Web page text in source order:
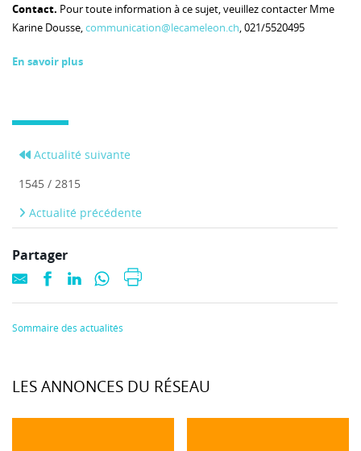
Contact. Pour toute information à ce sujet, veuillez contacter Mme
Karine Dousse,communication@lecameleon.ch, 021/5520495
En savoir plus
Actualité suivante
1545 / 2815
Actualité précédente
Partager
Sommaire des actualités
LES ANNONCES DU RÉSEAU